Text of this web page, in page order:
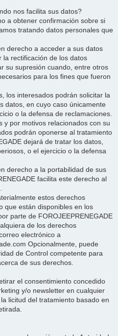
nos facilita sus datos?
a obtener confirmación sobre si
tratando datos personales que
derecho a acceder a sus datos
la rectificación de los datos
su supresión cuando, entre otros
para los fines que fueron
los interesados podrán solicitar la
datos, en cuyo caso únicamente
o la defensa de reclamaciones.
y por motivos relacionados con su
podrán oponerse al tratamiento
dejará de tratar los datos,
o el ejercicio o la defensa
derecho a la portabilidad de sus
facilita este derecho al
estos derechos
que están disponibles en los
parte de FOROJEEPRENEGADE
de los derechos
electrónico a
Opcionalmente, puede
de Control competente para
de sus derechos.
el consentimiento concedido
y/o newsletter en cualquier
licitud del tratamiento basado en